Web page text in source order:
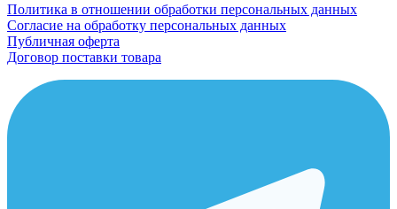
Политика в отношении обработки персональных данных
Согласие на обработку персональных данных
Публичная оферта
Договор поставки товара